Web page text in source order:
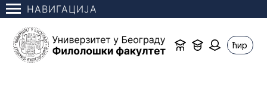
НАВИГАЦИЈА
ћир